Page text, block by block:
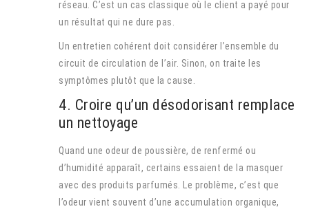
réseau. C’est un cas classique où le client a payé pour
un résultat qui ne dure pas.
Un entretien cohérent doit considérer l’ensemble du
circuit de circulation de l’air. Sinon, on traite les
symptômes plutôt que la cause.
4. Croire qu’un désodorisant remplace
un nettoyage
Quand une odeur de poussière, de renfermé ou
d’humidité apparaît, certains essaient de la masquer
avec des produits parfumés. Le problème, c’est que
l’odeur vient souvent d’une accumulation organique,